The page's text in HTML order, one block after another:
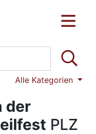
Alle Kategorien
der
PLZ